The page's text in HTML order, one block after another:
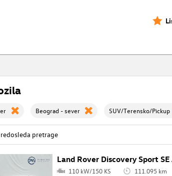
Beograd - sever SUV/Terensko/Pickup
Land Rover Discovery Sport SE
110 kW/150 KS 111.095 km